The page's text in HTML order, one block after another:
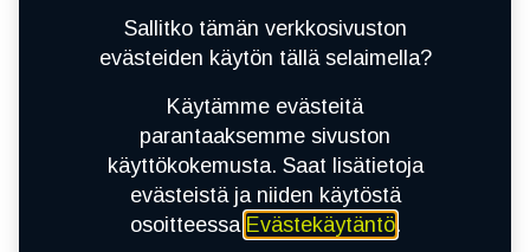
Sallitko tämän verkkosivuston
evästeiden käytön tällä selaimella?
Käytämme evästeitä
parantaaksemme sivuston
käyttökokemusta. Saat lisätietoja
evästeistä ja niiden käytöstä
osoitteessa Evästekäytäntö.